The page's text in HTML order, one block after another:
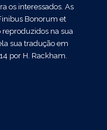
os interessados. As
Bonorum et
na sua
sua tradução em
por H. Rackham.